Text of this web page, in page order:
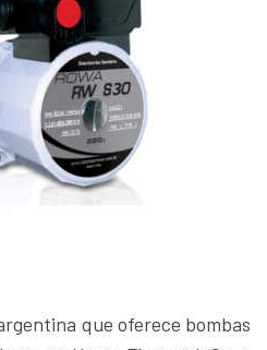
que oferece bombas